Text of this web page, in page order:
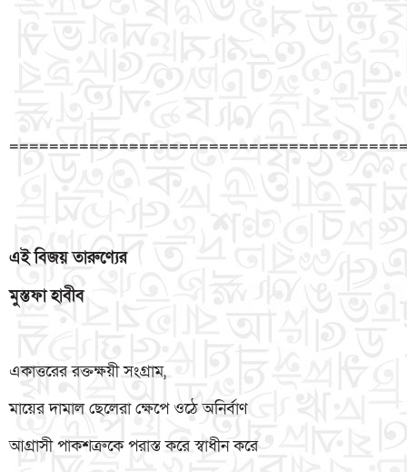
এই বিজয় তারুণ্যের
মুস্তফা হাবীব
একাত্তরের রক্তক্ষয়ী সংগ্রাম,
মায়ের দামাল ছেলেরা ক্ষেপে ওঠে অনির্বাণ
আগ্রাসী পাকশত্রুকে পরাস্ত করে স্বাধীন করে